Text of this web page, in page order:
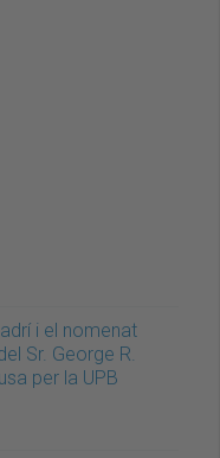
i el nomenat
Sr. George R.
per la UPB